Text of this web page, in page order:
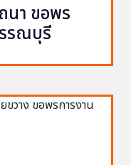
นา ขอพร
รณบุรี